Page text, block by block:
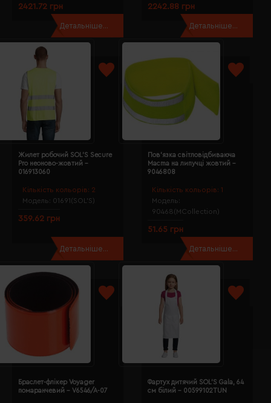
2421.72 грн
Детальніше...
2242.88 грн
Детальніше...
Кількість кольорів: 2
Модель: 01691(SOL’S)
Жилет робочий SOL'S Secure
Pro неоново-жовтий -
016913060
359.62 грн
Детальніше...
Кількість кольорів: 1
Модель:
90468(MCollection)
Пов'язка світловідбиваюча
Macma на липучці жовтий -
9046808
51.65 грн
Детальніше...
Браслет-флікер Voyager
помаранчевий - V6546/A-07
Фартух дитячий SOL'S Gala, 64
см білий - 00599102TUN